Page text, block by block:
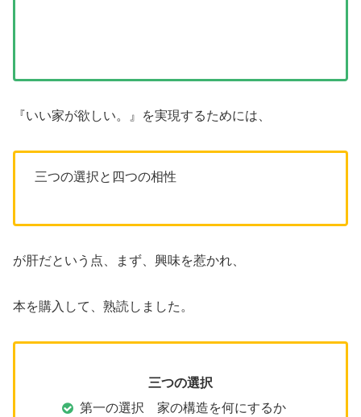
『いい家が欲しい。』を実現するためには、
三つの選択と四つの相性
が肝だという点、まず、興味を惹かれ、
本を購入して、熟読しました。
三つの選択
第一の選択 家の構造を何にするか